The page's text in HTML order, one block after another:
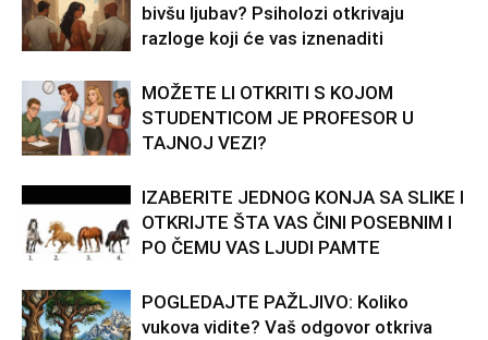
bivšu ljubav? Psiholozi otkrivaju
razloge koji će vas iznenaditi
MOŽETE LI OTKRITI S KOJOM
STUDENTICOM JE PROFESOR U
TAJNOJ VEZI?
IZABERITE JEDNOG KONJA SA SLIKE I
OTKRIJTE ŠTA VAS ČINI POSEBNIM I
PO ČEMU VAS LJUDI PAMTE
POGLEDAJTE PAŽLJIVO: Koliko
vukova vidite? Vaš odgovor otkriva